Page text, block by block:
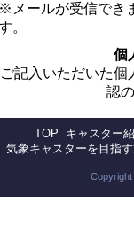
メールが受信でき
。
個
ご記入いただいた
認
TOP キャスター
気象キャスターを目指